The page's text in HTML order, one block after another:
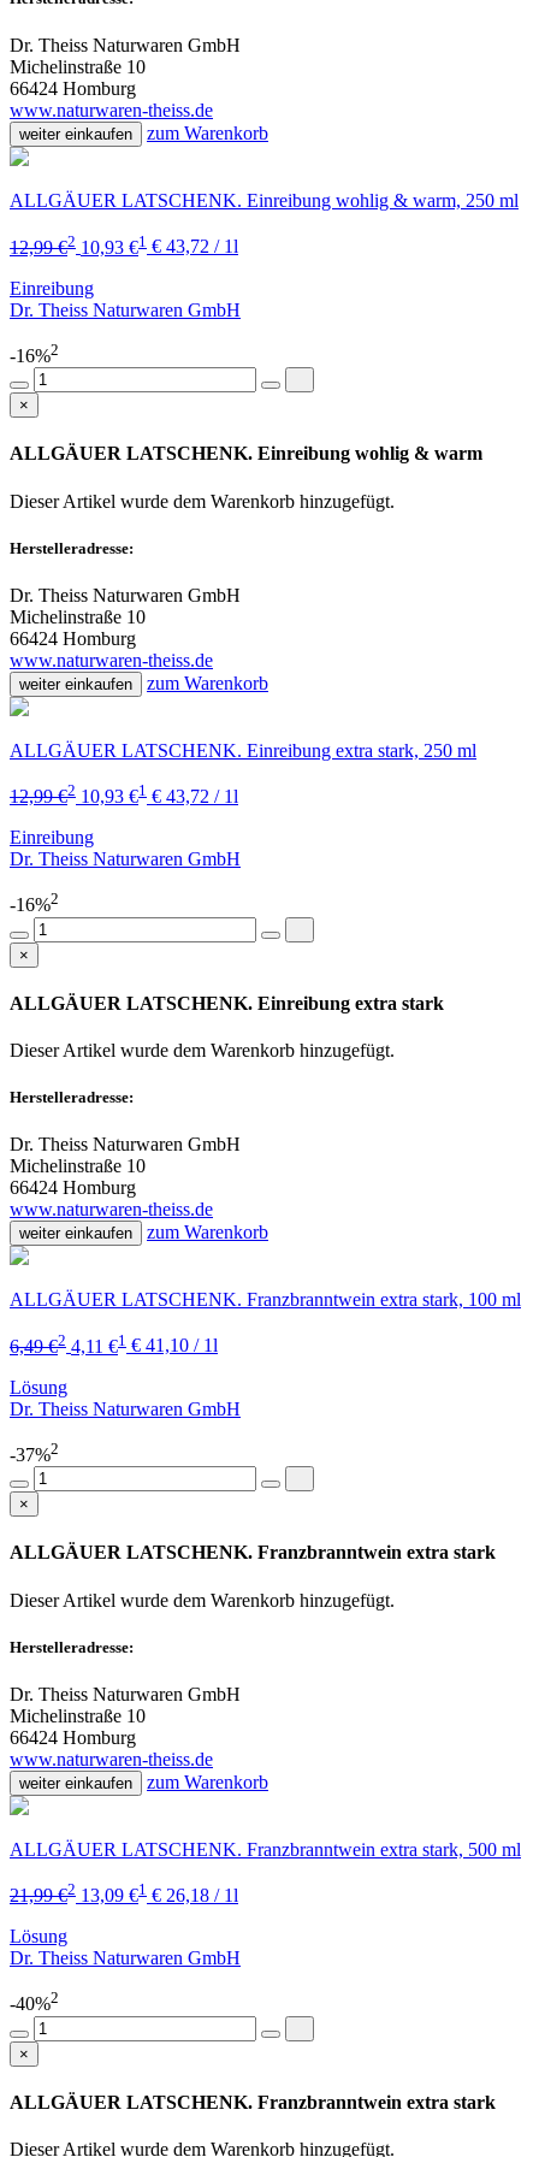
Dr. Theiss Naturwaren GmbH
Michelinstraße 10
66424 Homburg
www.naturwaren-theiss.de
weiter einkaufen zum Warenkorb
ALLGÄUER LATSCHENK. Einreibung wohlig & warm, 250 ml
12,99 €2 10,93 €1 € 43,72 / 1l
Einreibung
Dr. Theiss Naturwaren GmbH
-16%2
×
ALLGÄUER LATSCHENK. Einreibung wohlig & warm
Dieser Artikel wurde dem Warenkorb hinzugefügt.
Herstelleradresse:
Dr. Theiss Naturwaren GmbH
Michelinstraße 10
66424 Homburg
www.naturwaren-theiss.de
weiter einkaufen zum Warenkorb
ALLGÄUER LATSCHENK. Einreibung extra stark, 250 ml
12,99 €2 10,93 €1 € 43,72 / 1l
Einreibung
Dr. Theiss Naturwaren GmbH
-16%2
×
ALLGÄUER LATSCHENK. Einreibung extra stark
Dieser Artikel wurde dem Warenkorb hinzugefügt.
Herstelleradresse:
Dr. Theiss Naturwaren GmbH
Michelinstraße 10
66424 Homburg
www.naturwaren-theiss.de
weiter einkaufen zum Warenkorb
ALLGÄUER LATSCHENK. Franzbranntwein extra stark, 100 ml
6,49 €2 4,11 €1 € 41,10 / 1l
Lösung
Dr. Theiss Naturwaren GmbH
-37%2
×
ALLGÄUER LATSCHENK. Franzbranntwein extra stark
Dieser Artikel wurde dem Warenkorb hinzugefügt.
Herstelleradresse:
Dr. Theiss Naturwaren GmbH
Michelinstraße 10
66424 Homburg
www.naturwaren-theiss.de
weiter einkaufen zum Warenkorb
ALLGÄUER LATSCHENK. Franzbranntwein extra stark, 500 ml
21,99 €2 13,09 €1 € 26,18 / 1l
Lösung
Dr. Theiss Naturwaren GmbH
-40%2
×
ALLGÄUER LATSCHENK. Franzbranntwein extra stark
Dieser Artikel wurde dem Warenkorb hinzugefügt.